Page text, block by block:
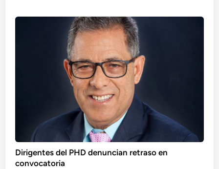
Dirigentes del PHD denuncian retraso en
convocatoria